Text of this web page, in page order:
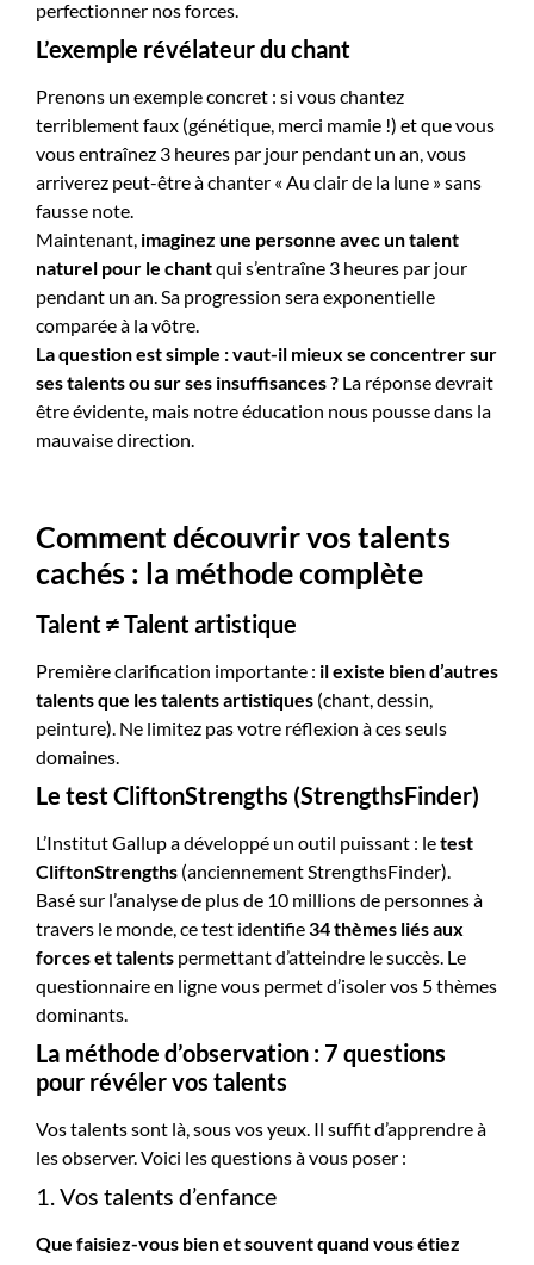
perfectionner nos forces.
L’exemple révélateur du chant
Prenons un exemple concret : si vous chantez
terriblement faux (génétique, merci mamie !) et que vous
vous entraînez 3 heures par jour pendant un an, vous
arriverez peut-être à chanter « Au clair de la lune » sans
fausse note.
Maintenant, imaginez une personne avec un talent
naturel pour le chantqui s’entraîne 3 heures par jour
pendant un an. Sa progression sera exponentielle
comparée à la vôtre.
La question est simple : vaut-il mieux se concentrer sur
ses talents ou sur ses insuffisances ? La réponse devrait
être évidente, mais notre éducation nous pousse dans la
mauvaise direction.
Comment découvrir vos talents
cachés : la méthode complète
Talent ≠ Talent artistique
Première clarification importante : il existe bien d’autres
talents que les talents artistiques (chant, dessin,
peinture). Ne limitez pas votre réflexion à ces seuls
domaines.
Le test CliftonStrengths (StrengthsFinder)
L’Institut Gallup a développé un outil puissant : letest
CliftonStrengths (anciennement StrengthsFinder).
Basé sur l’analyse de plus de 10 millions de personnes à
travers le monde, ce test identifie34 thèmes liés aux
forces et talents permettant d’atteindre le succès. Le
questionnaire en ligne vous permet d’isoler vos 5 thèmes
dominants.
La méthode d’observation : 7 questions
pour révéler vos talents
Vos talents sont là, sous vos yeux. Il suffit d’apprendre à
les observer. Voici les questions à vous poser :
1. Vos talents d’enfance
Que faisiez-vous bien et souvent quand vous étiez